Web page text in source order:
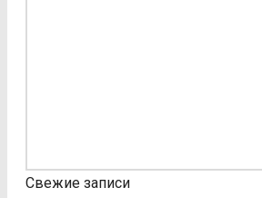
Свежие записи